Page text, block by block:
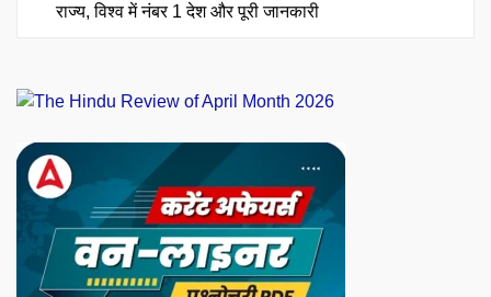
राज्य, विश्व में नंबर 1 देश और पूरी जानकारी